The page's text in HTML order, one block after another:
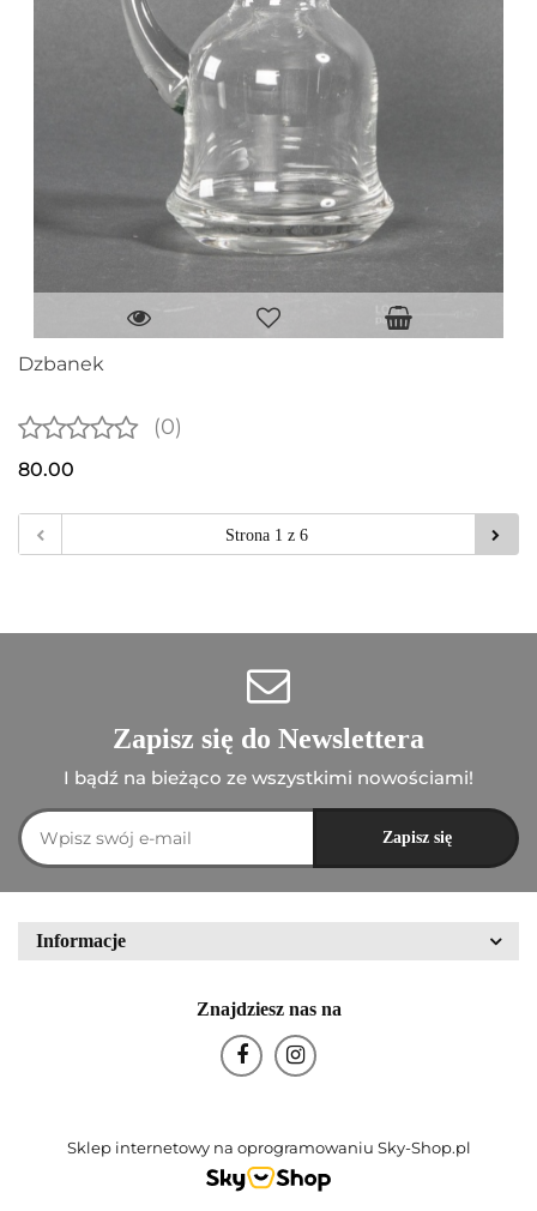
Dzbanek
(0)
80.00
Zapisz się do Newslettera
I bądź na bieżąco ze wszystkimi nowościami!
Informacje
Znajdziesz nas na
Sklep internetowy na oprogramowaniu Sky-Shop.pl